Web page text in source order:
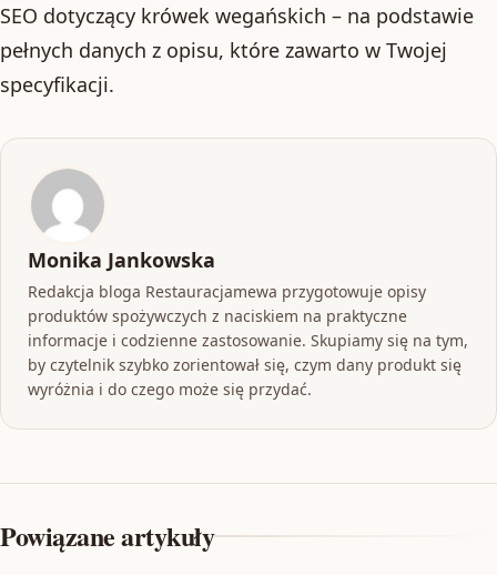
SEO dotyczący krówek wegańskich – na podstawie
pełnych danych z opisu, które zawarto w Twojej
specyfikacji.
Monika Jankowska
Redakcja bloga Restauracjamewa przygotowuje opisy
produktów spożywczych z naciskiem na praktyczne
informacje i codzienne zastosowanie. Skupiamy się na tym,
by czytelnik szybko zorientował się, czym dany produkt się
wyróżnia i do czego może się przydać.
Powiązane artykuły